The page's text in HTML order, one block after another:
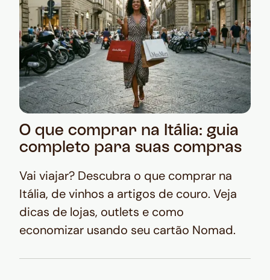
O que comprar na Itália: guia
completo para suas compras
Vai viajar? Descubra o que comprar na
Itália, de vinhos a artigos de couro. Veja
dicas de lojas, outlets e como
economizar usando seu cartão Nomad.